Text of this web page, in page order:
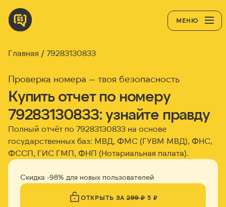
МЕНЮ
Главная 79283130833
Проверка номера — твоя безопасность
Купить отчет по номеру
79283130833: узнайте правду
Полный отчёт по 79283130833 на основе
государственных баз: МВД, ФМС (ГУВМ МВД), ФНС,
ФССП, ГИС ГМП, ФНП (Нотариальная палата).
Скидка -98% для новых пользователей
ОТКРЫТЬ ЗА299 ₽5 ₽